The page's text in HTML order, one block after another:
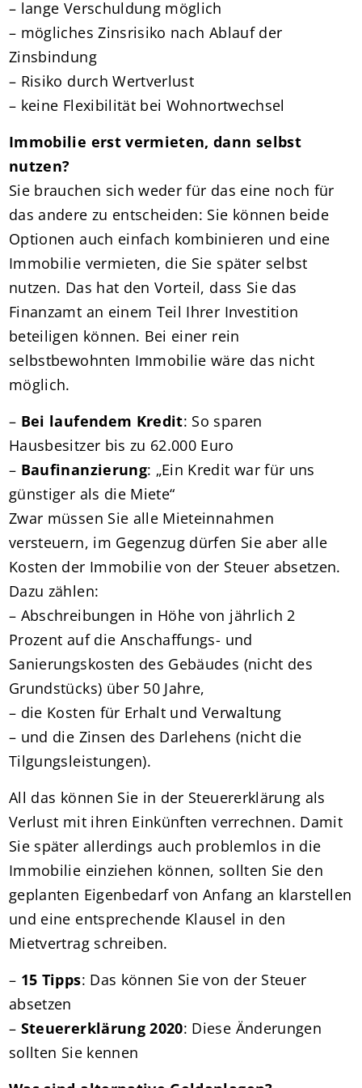
– lange Verschuldung möglich
– mögliches Zinsrisiko nach Ablauf der
Zinsbindung
– Risiko durch Wertverlust
– keine Flexibilität bei Wohnortwechsel
Immobilie erst vermieten, dann selbst
nutzen?
Sie brauchen sich weder für das eine noch für
das andere zu entscheiden: Sie können beide
Optionen auch einfach kombinieren und eine
Immobilie vermieten, die Sie später selbst
nutzen. Das hat den Vorteil, dass Sie das
Finanzamt an einem Teil Ihrer Investition
beteiligen können. Bei einer rein
selbstbewohnten Immobilie wäre das nicht
möglich.
– Bei laufendem Kredit: So sparen
Hausbesitzer bis zu 62.000 Euro
– Baufinanzierung: „Ein Kredit war für uns
günstiger als die Miete“
Zwar müssen Sie alle Mieteinnahmen
versteuern, im Gegenzug dürfen Sie aber alle
Kosten der Immobilie von der Steuer absetzen.
Dazu zählen:
– Abschreibungen in Höhe von jährlich 2
Prozent auf die Anschaffungs- und
Sanierungskosten des Gebäudes (nicht des
Grundstücks) über 50 Jahre,
– die Kosten für Erhalt und Verwaltung
– und die Zinsen des Darlehens (nicht die
Tilgungsleistungen).
All das können Sie in der Steuererklärung als
Verlust mit ihren Einkünften verrechnen. Damit
Sie später allerdings auch problemlos in die
Immobilie einziehen können, sollten Sie den
geplanten Eigenbedarf von Anfang an klarstellen
und eine entsprechende Klausel in den
Mietvertrag schreiben.
– 15 Tipps: Das können Sie von der Steuer
absetzen
– Steuererklärung 2020: Diese Änderungen
sollten Sie kennen